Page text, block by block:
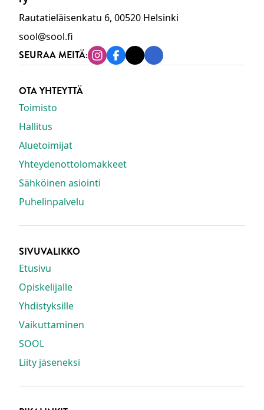
Rautatieläisenkatu 6, 00520 Helsinki
sool@sool.fi
SEURAA MEITÄ: Instagram
Facebook
TiktokLinkedin
OTA YHTEYTTÄ
Toimisto
Hallitus
Aluetoimijat
Yhteydenottolomakkeet
Sähköinen asiointi
Puhelinpalvelu
SIVUVALIKKO
Etusivu
Opiskelijalle
Yhdistyksille
Vaikuttaminen
SOOL
Liity jäseneksi